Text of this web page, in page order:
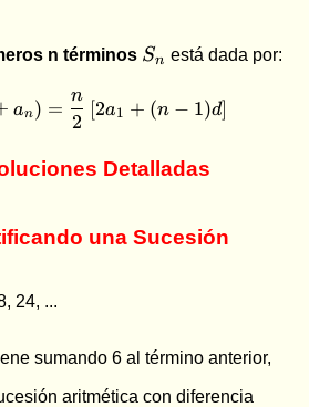
n términos S_n
Sn está dada por:
S_n = \frac{n}{2}(a_1 +
an) =
2
n [2a1 + (n − 1)d]
Detalladas
una Sucesión
24, ...
sumando 6 al término anterior,
aritmética con diferencia